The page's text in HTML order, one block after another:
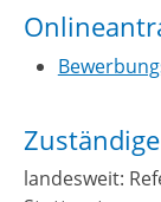
landesweit: